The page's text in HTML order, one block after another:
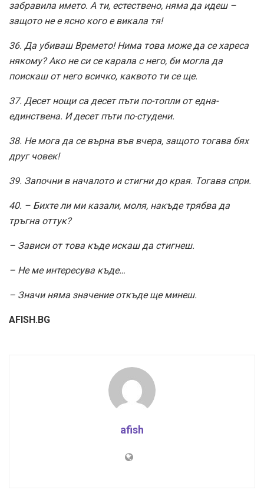
забравила името. А ти, естествено, няма да идеш –
защото не е ясно кого е викала тя!
36. Да убиваш Времето! Нима това може да се хареса
някому? Ако не си се карала с него, би могла да
поискаш от него всичко, каквото ти се ще.
37. Десет нощи са десет пъти по-топли от една-
единствена. И десет пъти по-студени.
38. Не мога да се върна във вчера, защото тогава бях
друг човек!
39. Започни в началото и стигни до края. Тогава спри.
40. – Бихте ли ми казали, моля, накъде трябва да
тръгна оттук?
– Зависи от това къде искаш да стигнеш.
– Не ме интересува къде…
– Значи няма значение откъде ще минеш.
AFISH.BG
afish